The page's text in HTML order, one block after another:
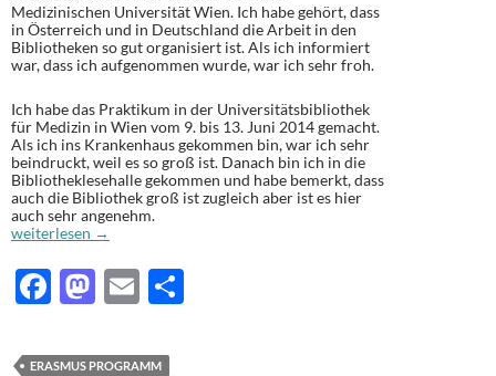
Medizinischen Universität Wien. Ich habe gehört, dass
in Österreich und in Deutschland die Arbeit in den
Bibliotheken so gut organisiert ist. Als ich informiert
war, dass ich aufgenommen wurde, war ich sehr froh.
Ich habe das Praktikum in der Universitätsbibliothek
für Medizin in Wien vom 9. bis 13. Juni 2014 gemacht.
Als ich ins Krankenhaus gekommen bin, war ich sehr
beindruckt, weil es so groß ist. Danach bin ich in die
Bibliotheklesehalle gekommen und habe bemerkt, dass
auch die Bibliothek groß ist zugleich aber ist es hier
auch sehr angenehm.
Nana Turk (Slowenien): Praktikum im Rahmen des Erasmus-
weiterlesen →
F
e
M
to
E
ail
ERASMUS PROGRAMM